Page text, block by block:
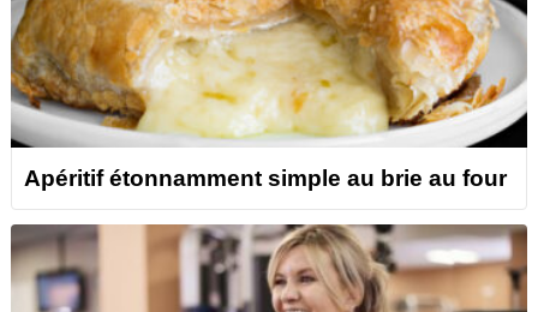
Apéritif étonnamment simple au brie au four